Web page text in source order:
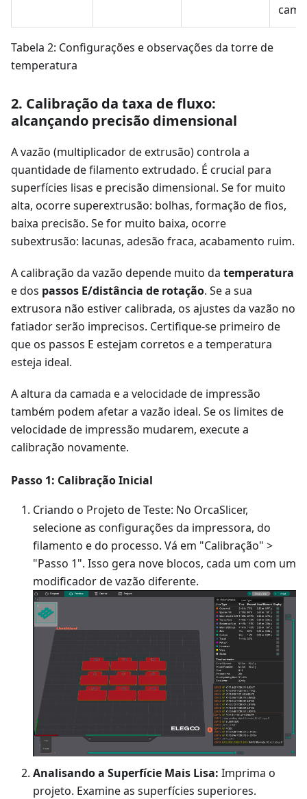
Tabela 2: Configurações e observações da torre de
temperatura
2. Calibração da taxa de fluxo:
alcançando precisão dimensional
A vazão (multiplicador de extrusão) controla a
quantidade de filamento extrudado. É crucial para
superfícies lisas e precisão dimensional. Se for muito
alta, ocorre superextrusão: bolhas, formação de fios,
baixa precisão. Se for muito baixa, ocorre
subextrusão: lacunas, adesão fraca, acabamento ruim.
A calibração da vazão depende muito da temperatura
e dos passos E/distância de rotação. Se a sua
extrusora não estiver calibrada, os ajustes da vazão no
fatiador serão imprecisos. Certifique-se primeiro de
que os passos E estejam corretos e a temperatura
esteja ideal.
A altura da camada e a velocidade de impressão
também podem afetar a vazão ideal. Se os limites de
velocidade de impressão mudarem, execute a
calibração novamente.
Passo 1: Calibração Inicial
Criando o Projeto de Teste: No OrcaSlicer,
selecione as configurações da impressora, do
filamento e do processo. Vá em "Calibração" >
"Passo 1". Isso gera nove blocos, cada um com um
modificador de vazão diferente.
Analisando a Superfície Mais Lisa: Imprima o
projeto. Examine as superfícies superiores.